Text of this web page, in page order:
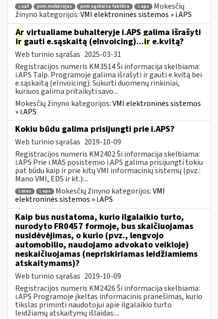
i.saf pvm mokėtojas pvm sąskaita faktūra i.aps
Mokesčių
žinyno kategorijos:VMI elektroninės sistemos » i.APS
Ar virtualiame buhalteryje i.APS galima išrašyti
irgauti e.sąskaitą (eInvoicing)...ir e.kvitą?
Web turinio sąrašas 2025-03-31
Registracijos numeris KM3514 Ši informacija skelbiama:
i.APS Taip. Programoje galima išrašyti ir gauti e.kvitą bei
e.sąskaitą (eInvoicing). Sukurti duomenų rinkiniai,
kuriuos galima pritaikyti savo...
Mokesčių žinyno kategorijos:VMI elektroninės sistemos
» i.APS
Kokiu būdu galima prisijungti prie i.APS?
Web turinio sąrašas 2019-10-09
Registracijos numeris KM2402 Ši informacija skelbiama:
i.APS Prie i.MAS posistemio i.APS galima prisijungti tokiu
pat būdu kaip ir prie kitų VMI informacinių sistemų (pvz.:
Mano VMI, EDS ir kt.):...
i.mas i.aps Mokesčių žinyno kategorijos:VMI
elektroninės sistemos » i.APS
Kaip bus nustatoma, kurio ilgalaikio turto,
nurodyto FR0457 formoje, bus skaičiuojamas
nusidėvėjimas, o kurio (pvz., lengvojo
automobilio, naudojamo advokato veikloje)
neskaičiuojamas (nepriskiriamas leidžiamiems
atskaitymams)?
Web turinio sąrašas 2019-10-09
Registracijos numeris KM2426 Ši informacija skelbiama:
i.APS Programoje įkeltas informacinis pranešimas, kurio
tikslas priminti naudotojui apie ilgalaikio turto
leidžiamų atskaitymų išlaidas:...